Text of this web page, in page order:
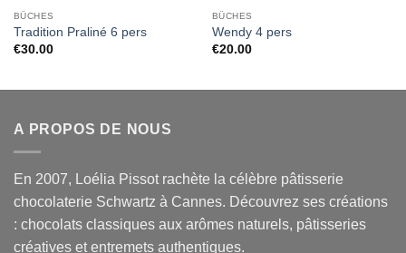
BÛCHES
Tradition Praliné 6 pers
€30.00
BÛCHES
Wendy 4 pers
€20.00
A PROPOS DE NOUS
En 2007, Loélia Pissot rachète la célèbre pâtisserie
chocolaterie Schwartz à Cannes. Découvrez ses créations
: chocolats classiques aux arômes naturels, pâtisseries
créatives et entremets authentiques.